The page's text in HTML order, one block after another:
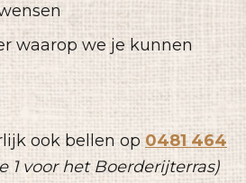
waarop we je kunnen
ook bellen op 0481 464
1 voor het Boerderijterras)